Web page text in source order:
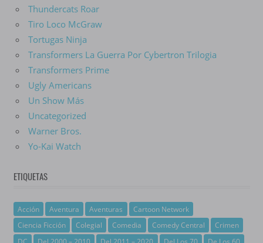
Thundercats Roar
Tiro Loco McGraw
Tortugas Ninja
Transformers La Guerra Por Cybertron Trilogia
Transformers Prime
Ugly Americans
Un Show Más
Uncategorized
Warner Bros.
Yo-Kai Watch
ETIQUETAS
Acción Aventura Aventuras
Cartoon Network
Ciencia Ficción
Colegial Comedia Comedy Central
Crimen